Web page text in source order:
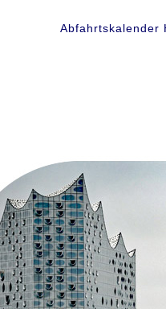
Abfahrtskalender